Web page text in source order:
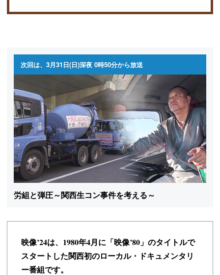
次回は、3月31日(日)深夜 0時50分から放送
労組と弾圧～関西生コン事件を考える～
映像’24は、1980年4月に「映像’80」のタイトルで
スタートした関西初のローカル・ドキュメンタリ
ー番組です。